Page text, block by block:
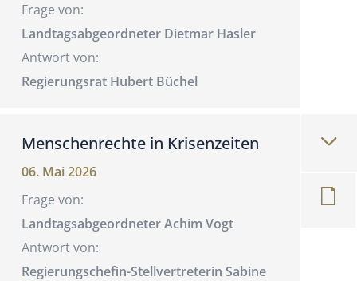
Frage von:
Landtagsabgeordneter Dietmar Hasler
Antwort von:
Regierungsrat Hubert Büchel
Menschenrechte in Krisenzeiten
06. Mai 2026
Frage von:
Landtagsabgeordneter Achim Vogt
Antwort von:
Regierungschefin-Stellvertreterin Sabine